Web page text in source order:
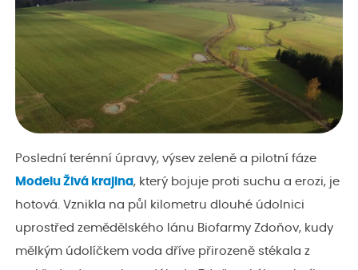
Poslední terénní úpravy, výsev zeleně a pilotní fáze
Modelu Živá krajina, který bojuje proti suchu a erozi, je
hotová. Vznikla na půl kilometru dlouhé údolnici
uprostřed zemědělského lánu Biofarmy Zdoňov, kudy
mělkým údolíčkem voda dříve přirozeně stékala z